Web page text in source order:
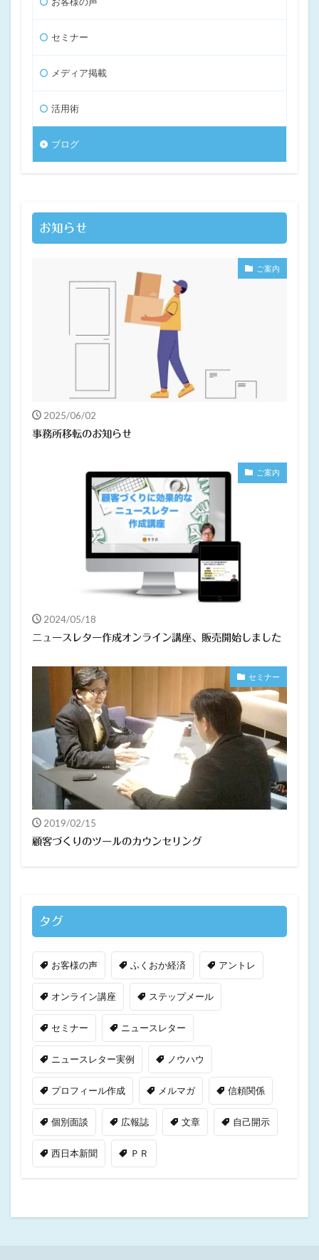
セミナー
メディア掲載
活用術
ブログ
お知らせ
ご案内
2025/06/02
事務所移転のお知らせ
ご案内
2024/05/18
ニュースレター作成オンライン講座、販売開始しました
セミナー
2019/02/15
顧客づくりのツールのカウンセリング
タグ
お客様の声 ふくおか経済 アントレ
オンライン講座 ステップメール
セミナー ニュースレター
ニュースレター実例 ノウハウ
プロフィール作成 メルマガ 信頼関係
個別面談 広報誌 文章 自己開示
西日本新聞 ＰＲ